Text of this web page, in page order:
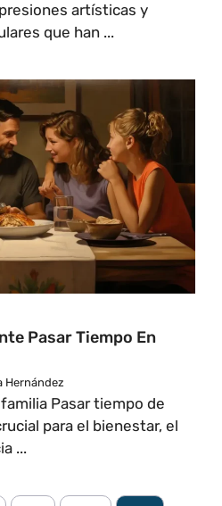
artísticas y
que han ...
Pasar Tiempo En
Hernández
Pasar tiempo de
para el bienestar, el
...